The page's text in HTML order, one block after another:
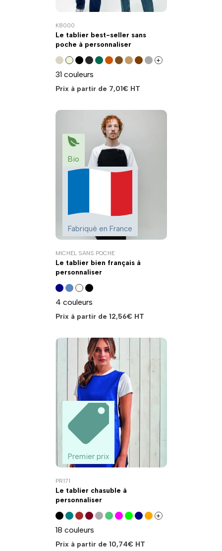
K8000
Le tablier best-seller sans
poche à personnaliser
+
31 couleurs
Prix à partir de 7,01€HT
Bio
Fabriqué en France
MICHEL SANS POCHE
Le tablier bien français à
personnaliser
4 couleurs
Prix à partir de 12,56€HT
Premier prix
PR171
Le tablier chasuble à
personnaliser
+
18 couleurs
Prix à partir de 10,74€HT